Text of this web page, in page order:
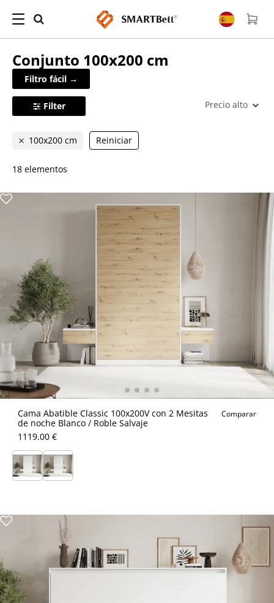
Conjunto 100x200 cm
Filtro fácil →
Filter Precio alto
100x200 cm Reiniciar
18 elementos
Cama Abatible Classic 100x200V con 2 Mesitas
de noche Blanco / Roble Salvaje
Comparar
1119.00 €